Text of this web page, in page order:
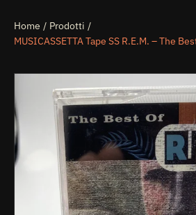
Home
Prodotti
MUSICASSETTA Tape SS R.E.M. – The
PASSA ALLE INFORMAZIONI